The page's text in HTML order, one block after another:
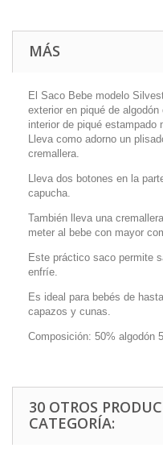
MÁS
El Saco Bebe modelo
exterior en piqué de
interior de piqué estampado
Lleva como adorno un
cremallera.
Lleva dos botones en la
capucha.
También lleva una
meter al bebe con mayor
Este práctico saco permite
enfríe.
Es ideal para bebés de
capazos y cunas.
Composición: 50% algodón
30 OTROS
CATEGORÍA: